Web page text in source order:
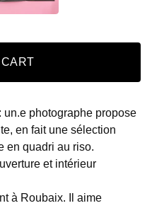
un.e photographe propose
en fait une sélection
en quadri au riso.
et intérieur
à Roubaix. Il aime